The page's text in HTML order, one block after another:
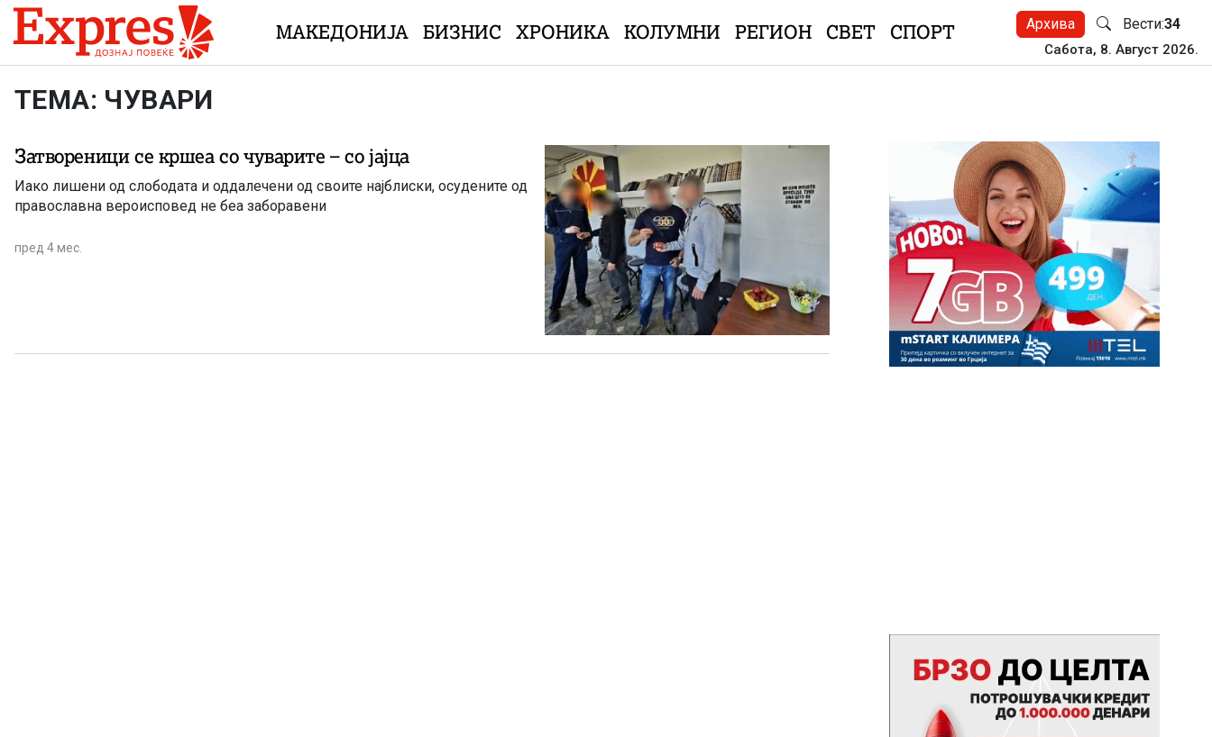
Skip to content
МАКЕДОНИЈА БИЗНИС ХРОНИКА КОЛУМНИ РЕГИОН СВЕТ СПОРТ Архива Вести:34
Сабота, 8. Август 2026.
ТЕМА: ЧУВАРИ
Затвореници се кршеа со чуварите – со јајца
Иако лишени од слободата и оддалечени од своите најблиски, осудените од
православна вероисповед не беа заборавени
пред 4 мес.